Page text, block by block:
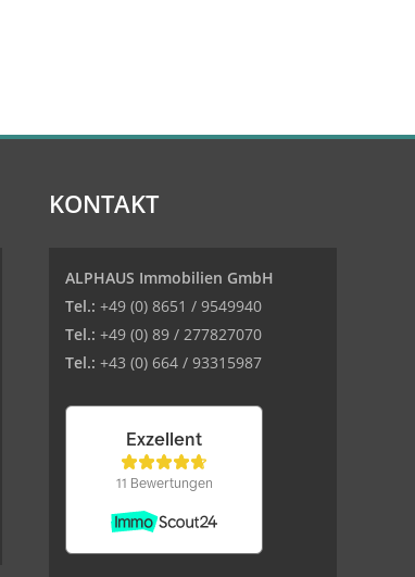
KONTAKT
ALPHAUS Immobilien GmbH
Tel.: +49 (0) 8651 / 9549940
Tel.: +49 (0) 89 / 277827070
Tel.: +43 (0) 664 / 93315987